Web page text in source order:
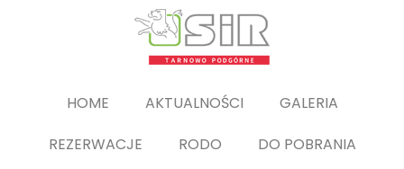
HOME AKTUALNOŚCI
GALERIA
REZERWACJE
RODO
DO POBRANIA